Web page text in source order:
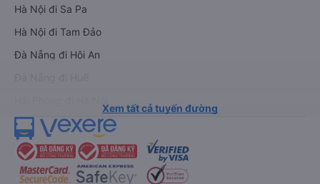
Hà Nội đi Sa Pa
Hà Nội đi Tam Đảo
Đà Nẵng đi Hội An
Xem tất cả tuyến đường